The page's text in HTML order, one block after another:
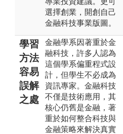
選擇創業，開創自己
金融科技事業版圖。
學習
方法
容易
誤解
之處
金融學系因著重於金
融科技，許多人認為
這個學系偏重程式設
計，但學生不必成為
資訊專家。金融科技
不僅是技術應用，其
核心仍舊是金融，著
重於如何整合科技與
金融策略來解決真實